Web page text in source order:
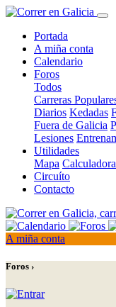
Portada
A miña conta
Calendario
Foros
Todos
Carreras
Diarios Kedadas
Fuera de Galicia
Lesiones
Utilidades
Mapa Calculadora
Circuíto
Contacto
A miña conta
Foros ›